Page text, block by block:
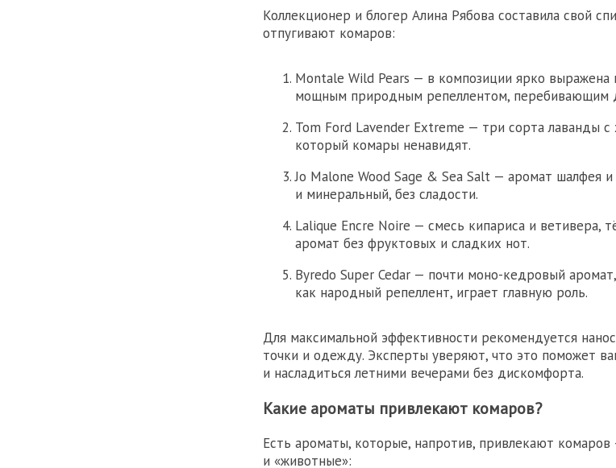
Коллекционер и блогер Алина Рябова составила свой
отпугивают комаров:
Montale Wild Pears — в композиции ярко выражена
мощным природным репеллентом, перебивающим
Tom Ford Lavender Extreme — три сорта лаванды
который комары ненавидят.
Jo Malone Wood Sage & Sea Salt — аромат шалфея и
и минеральный, без сладости.
Lalique Encre Noire — смесь кипариса и ветивера,
аромат без фруктовых и сладких нот.
Byredo Super Cedar — почти моно-кедровый
как народный репеллент, играет главную роль.
Для максимальной эффективности рекомендуется
точки и одежду. Эксперты уверяют, что это поможет
и насладиться летними вечерами без дискомфорта.
Какие ароматы привлекают комаров?
Есть ароматы, которые, напротив, привлекают комаров
и «животные»: